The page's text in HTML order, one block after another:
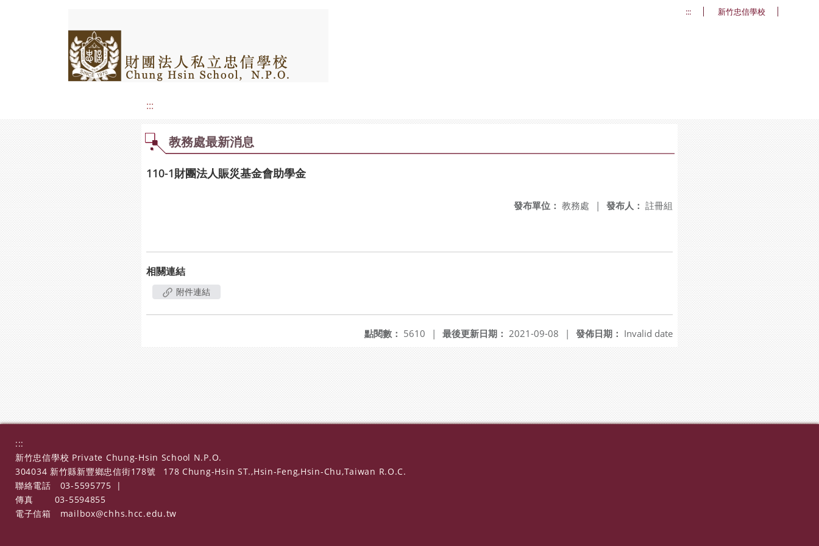
::: 新竹忠信學校
:::
教務處最新消息
110-1財團法人賑災基金會助學金
發布人： 註冊組
發布單位： 教務處 |
相關連結
附件連結
發佈日期： Invalid date
最後更新日期： 2021-09-08 |
點閱數： 5610 |
:::
新竹忠信學校 Private Chung-Hsin School N.P.O.
304034 新竹縣新豐鄉忠信街178號
178 Chung-Hsin ST.,Hsin-Feng,Hsin-Chu,Taiwan R.O.C.
聯絡電話
03-5595775
|
傳真
03-5594855
電子信箱
mailbox@chhs.hcc.edu.tw